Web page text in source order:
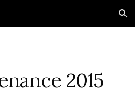
Skip to navigation
2015